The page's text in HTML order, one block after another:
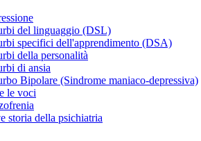
del linguaggio (DSL)
specifici dell'apprendimento (DSA)
della personalità
di ansia
Bipolare (Sindrome maniaco-depressiva)
le voci
storia della psichiatria